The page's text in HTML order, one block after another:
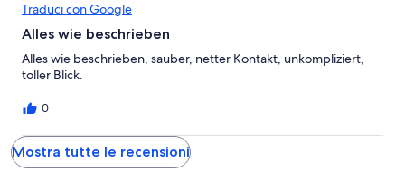
Traduci con Google
Alles wie beschrieben
Alles wie beschrieben, sauber, netter Kontakt, unkompliziert,
toller Blick.
0
Mostra tutte le recensioni